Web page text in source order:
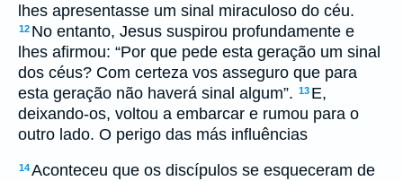
lhes apresentasse um sinal miraculoso do céu.
12 No entanto, Jesus suspirou profundamente e
lhes afirmou: “Por que pede esta geração um sinal
dos céus? Com certeza vos asseguro que para
esta geração não haverá sinal algum”. 13 E,
deixando-os, voltou a embarcar e rumou para o
outro lado. O perigo das más influências
14Aconteceu que os discípulos se esqueceram de